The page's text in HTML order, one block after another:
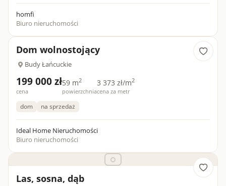
homfi
Biuro nieruchomości
Dom wolnostojący
Budy Łańcuckie
199 000 zł
cena
59 m2
powierzchnia
3 373 zł/m2
cena za metr
dom na sprzedaż
Ideal Home Nieruchomości
Biuro nieruchomości
Las, sosna, dąb